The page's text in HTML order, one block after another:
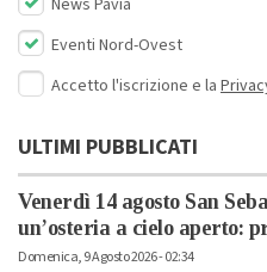
News Pavia
Eventi Nord-Ovest
Accetto l'iscrizione e la
ULTIMI PUBBLICATI
Venerdì 14 agosto San
un’osteria a cielo aperto:
Domenica, 9 Agosto 2026 - 02:34